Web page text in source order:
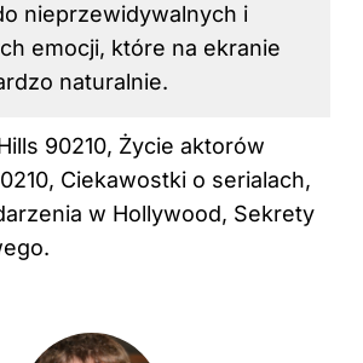
nieprzewidywalnych i
emocji, które na ekranie
naturalnie.
90210, Życie aktorów
Ciekawostki o serialach,
w Hollywood, Sekrety